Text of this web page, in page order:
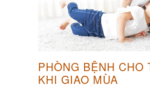
PHÒNG BỆNH CHO
KHI GIAO MÙA